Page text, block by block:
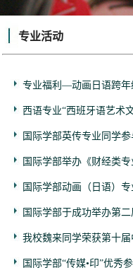
专业活动
专业福利—动画日语跨年
西语专业“西班牙语艺术
国际学部英传专业同学
国际学部举办《财经类
国际学部动画（日语）
国际学部于成功举办第
我校魏来同学荣获第十
国际学部“传媒•印”优秀